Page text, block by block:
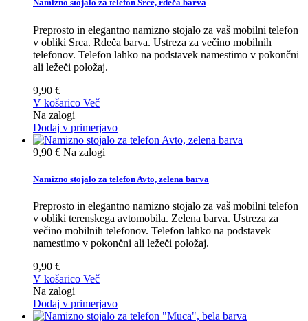
Namizno stojalo za telefon Srce, rdeča barva
Preprosto in elegantno namizno stojalo za vaš mobilni telefon
v obliki Srca. Rdeča barva. Ustreza za večino mobilnih
telefonov. Telefon lahko na podstavek namestimo v pokončni
ali ležeči položaj.
9,90 €
V košarico Več
Na zalogi
Dodaj v primerjavo
9,90 € Na zalogi
Namizno stojalo za telefon Avto, zelena barva
Preprosto in elegantno namizno stojalo za vaš mobilni telefon
v obliki terenskega avtomobila. Zelena barva. Ustreza za
večino mobilnih telefonov. Telefon lahko na podstavek
namestimo v pokončni ali ležeči položaj.
9,90 €
V košarico Več
Na zalogi
Dodaj v primerjavo